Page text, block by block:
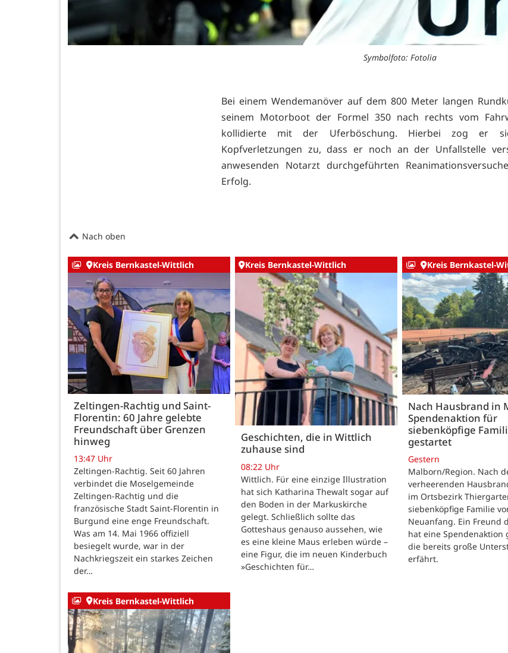
Symbolfoto: Fotolia
Bei einem Wendemanöver auf dem 800 Meter langen
seinem Motorboot der Formel 350 nach rechts vom
kollidierte mit der Uferböschung. Hierbei zog er
Kopfverletzungen zu, dass er noch an der Unfallstelle
anwesenden Notarzt durchgeführten
Erfolg.
Nach oben
Kreis Bernkastel-Wittlich
Zeltingen-Rachtig und Saint-
Florentin: 60 Jahre gelebte
Freundschaft über Grenzen
hinweg
13:47 Uhr
Zeltingen-Rachtig. Seit 60 Jahren
verbindet die Moselgemeinde
Zeltingen-Rachtig und die
französische Stadt Saint-Florentin in
Burgund eine enge Freundschaft.
Was am 14. Mai 1966 offiziell
besiegelt wurde, war in der
Nachkriegszeit ein starkes Zeichen
der…
Kreis Bernkastel-Wittlich
Geschichten, die in Wittlich
zuhause sind
08:22 Uhr
Wittlich. Für eine einzige Illustration
hat sich Katharina Thewalt sogar auf
den Boden in der Markuskirche
gelegt. Schließlich sollte das
Gotteshaus genauso aussehen, wie
es eine kleine Maus erleben würde –
eine Figur, die im neuen Kinderbuch
»Geschichten für…
Kreis Bernkastel-
Nach Hausbrand in
Spendenaktion für
siebenköpfige
gestartet
Gestern
Malborn/Region. Nach
verheerenden
im Ortsbezirk
siebenköpfige Familie
Neuanfang. Ein Freund
hat eine Spendenaktion
die bereits große
erfährt.
Kreis Bernkastel-Wittlich